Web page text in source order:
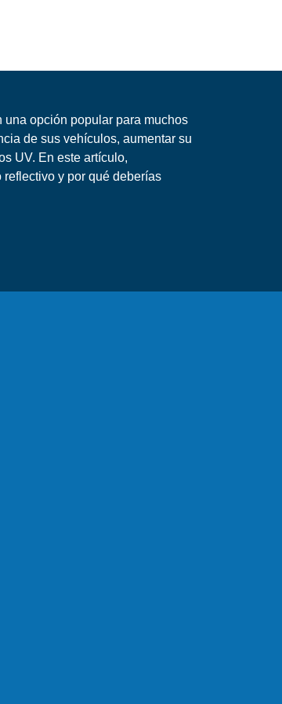
opción popular para muchos
de sus vehículos, aumentar su
UV. En este artículo,
y por qué deberías